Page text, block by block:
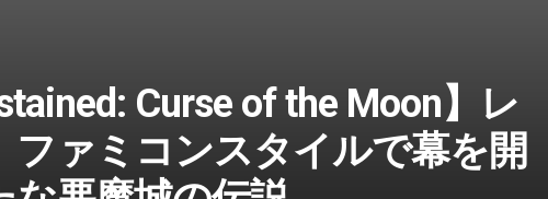
Curse of the Moon】レ
ァミコンスタイルで幕を開